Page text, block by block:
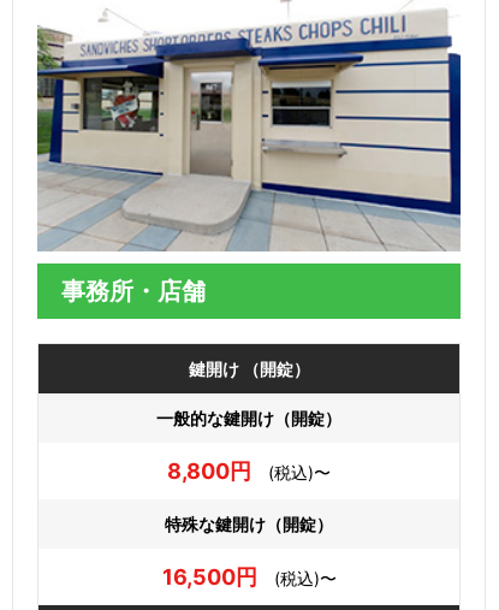
事務所・店舗
鍵開け （開錠）
一般的な鍵開け（開錠）
8,800円 (税込)〜
特殊な鍵開け（開錠）
16,500円 (税込)〜